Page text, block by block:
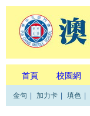
首頁 校園網
金句 加力卡 填色